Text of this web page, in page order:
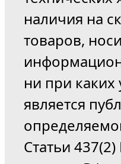
наличия на
товаров,
ни при каких
является
Статьи